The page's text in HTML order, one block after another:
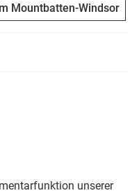
Mountbatten-Windsor
unserer